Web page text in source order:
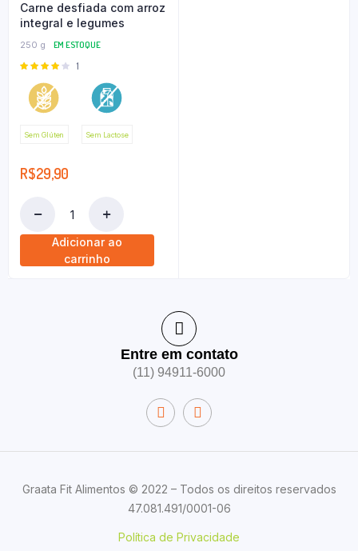
Carne desfiada com arroz
integral e legumes
250 g
EM ESTOQUE
Avaliação
1
Sem Glúten Sem Lactose
R$29,90
Adicionar ao
carrinho
Entre em contato
(11) 94911-6000
Graata Fit Alimentos © 2022 – Todos os direitos reservados
47.081.491/0001-06
Política de Privacidade